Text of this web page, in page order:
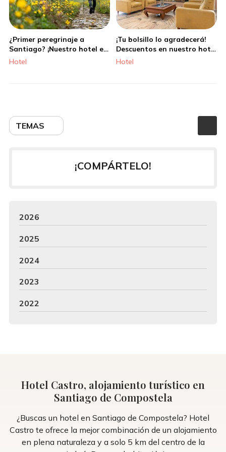
TEMAS
¿Primer peregrinaje a
Santiago? ¡Nuestro hotel es
ideal para ti!
Hotel
¡Tu bolsillo lo agradecerá!
Descuentos en nuestro hotel
en Santiago
Hotel
¡COMPÁRTELO!
2026
2025
2024
2023
2022
Hotel Castro, alojamiento turístico en
Santiago de Compostela
¿Buscas un hotel en Santiago de Compostela? Hotel
Castro te ofrece la mejor combinación de un alojamiento
en plena naturaleza y a solo 5 km del centro de la